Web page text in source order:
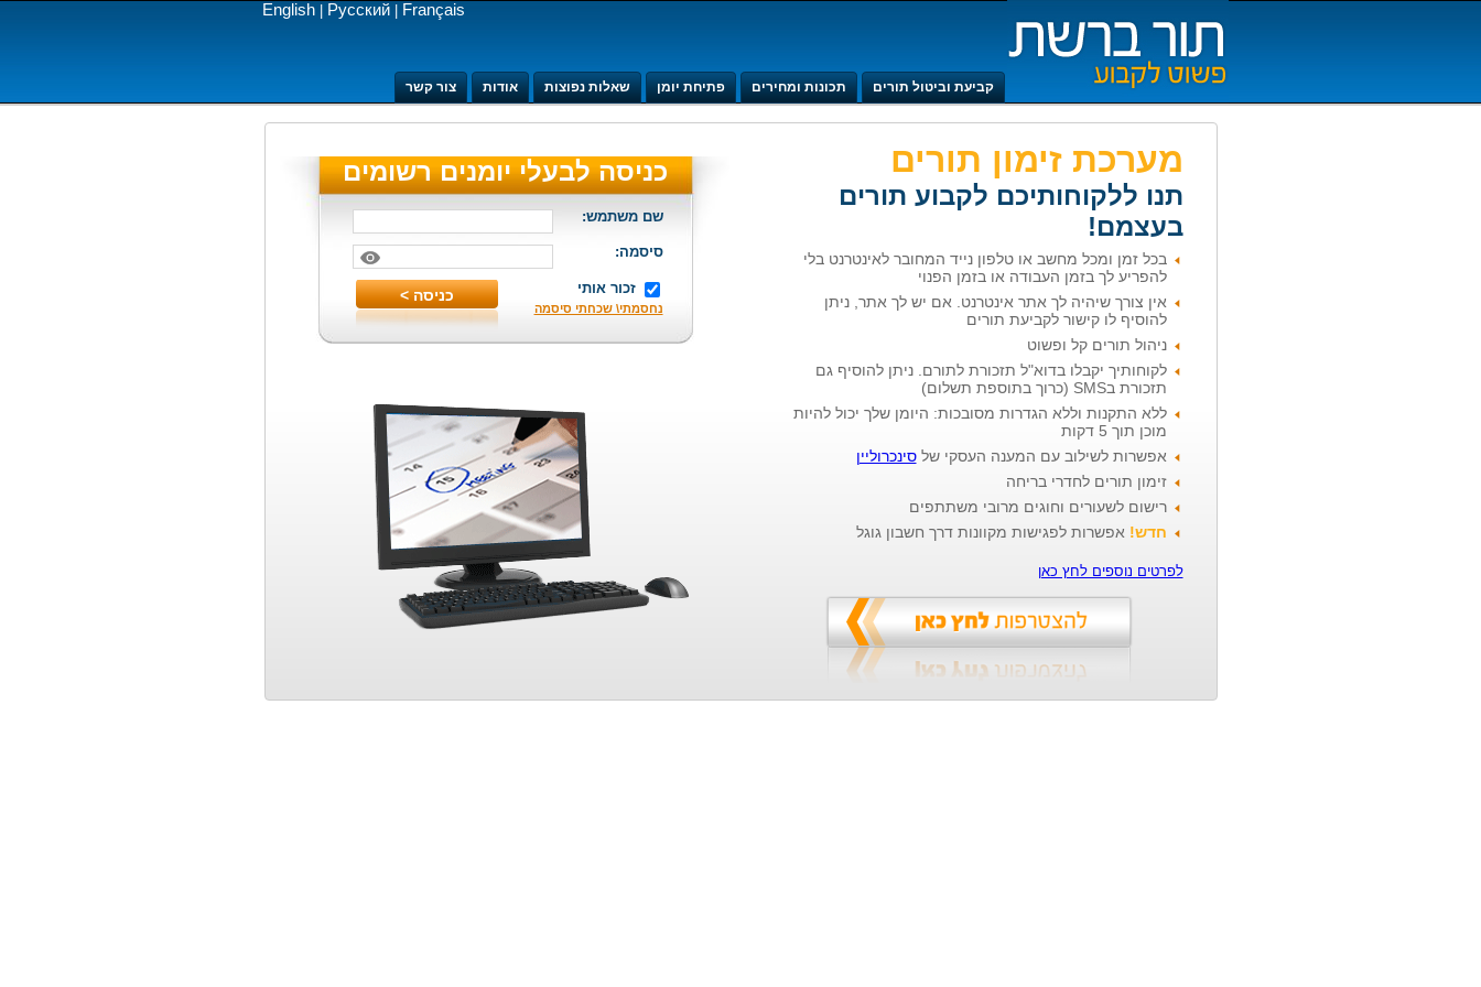
English| Русский| Français
קביעת וביטול תורים תכונות ומחירים פתיחת יומן שאלות נפוצות אודות צור קשר
מערכת זימון תורים
תנו ללקוחותיכם לקבוע תורים
בעצמם!
בכל זמן ומכל מחשב או טלפון נייד המחובר לאינטרנט בלי
להפריע לך בזמן העבודה או בזמן הפנוי
אין צורך שיהיה לך אתר אינטרנט. אם יש לך אתר, ניתן
להוסיף לו קישור לקביעת תורים
ניהול תורים קל ופשוט
לקוחותיך יקבלו בדוא"ל תזכורת לתורם. ניתן להוסיף גם
תזכורת בSMS (כרוך בתוספת תשלום)
ללא התקנות וללא הגדרות מסובכות: היומן שלך יכול להיות
מוכן תוך 5 דקות
אפשרות לשילוב עם המענה העסקי שלסינכרוליין
זימון תורים לחדרי בריחה
רישום לשעורים וחוגים מרובי משתתפים
חדש! אפשרות לפגישות מקוונות דרך חשבון גוגל
לפרטים נוספים לחץ כאן
כניסה לבעלי יומנים רשומים
שם משתמש:
סיסמה:
זכור אותי
נחסמתי\ שכחתי סיסמה